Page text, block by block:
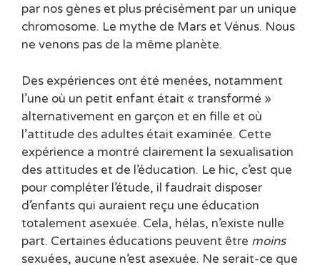
par nos gènes et plus précisément par un unique
chromosome. Le mythe de Mars et Vénus. Nous
ne venons pas de la même planète.
Des expériences ont été menées, notamment
l’une où un petit enfant était « transformé »
alternativement en garçon et en fille et où
l’attitude des adultes était examinée. Cette
expérience a montré clairement la sexualisation
des attitudes et de l’éducation. Le hic, c’est que
pour compléter l’étude, il faudrait disposer
d’enfants qui auraient reçu une éducation
totalement asexuée. Cela, hélas, n’existe nulle
part. Certaines éducations peuvent être moins
sexuées, aucune n’est asexuée. Ne serait-ce que